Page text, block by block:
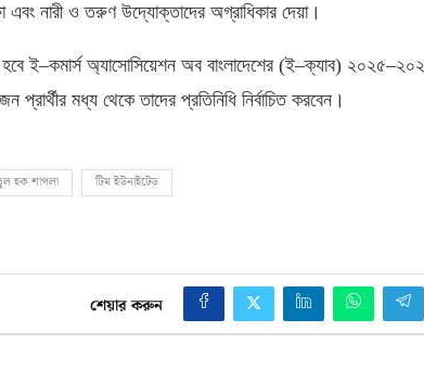
এবং নারী ও তরুণ উদ্যোক্তাদের অগ্রাধিকার দেয়া।
ই–কমার্স অ্যাসোসিয়েশন অব বাংলাদেশের (ই–ক্যাব) ২০২৫–
মধ্য থেকে তাদের প্রতিনিধি নির্বাচিত করবেন।
হক শাপলা টিম ইউনাইটেড
শেয়ার করুন